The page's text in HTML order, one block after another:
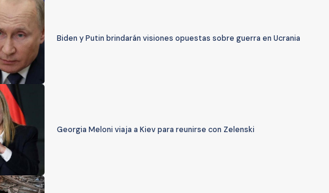
Biden y Putin brindarán visiones opuestas sobre guerra en Ucrania
Georgia Meloni viaja a Kiev para reunirse con Zelenski